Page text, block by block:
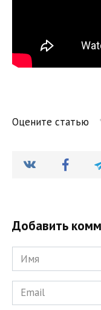
Оцените статью
Добавить
Имя
*
Email
*